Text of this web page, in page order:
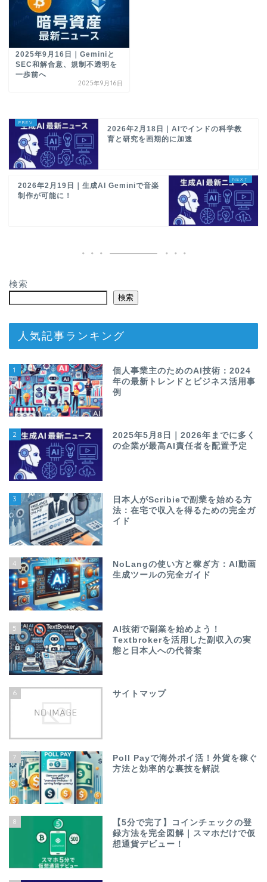
2025年9月16日｜Geminiと
SEC和解合意、規制不透明を
一歩前へ
2025年9月16日
2026年2月18日｜AIでインドの科学教
育と研究を画期的に加速
2026年2月19日｜生成AI Geminiで音楽
制作が可能に！
検索
検索
人気記事ランキング
1
個人事業主のためのAI技術：2024
年の最新トレンドとビジネス活用事
例
2
2025年5月8日｜2026年までに多く
の企業が最高AI責任者を配置予定
3
日本人がScribieで副業を始める方
法：在宅で収入を得るための完全ガ
イド
4
NoLangの使い方と稼ぎ方：AI動画
生成ツールの完全ガイド
5
AI技術で副業を始めよう！
Textbrokerを活用した副収入の実
態と日本人への代替案
6 サイトマップ
7
Poll Payで海外ポイ活！外貨を稼ぐ
方法と効率的な裏技を解説
8
【5分で完了】コインチェックの登
録方法を完全図解｜スマホだけで仮
想通貨デビュー！